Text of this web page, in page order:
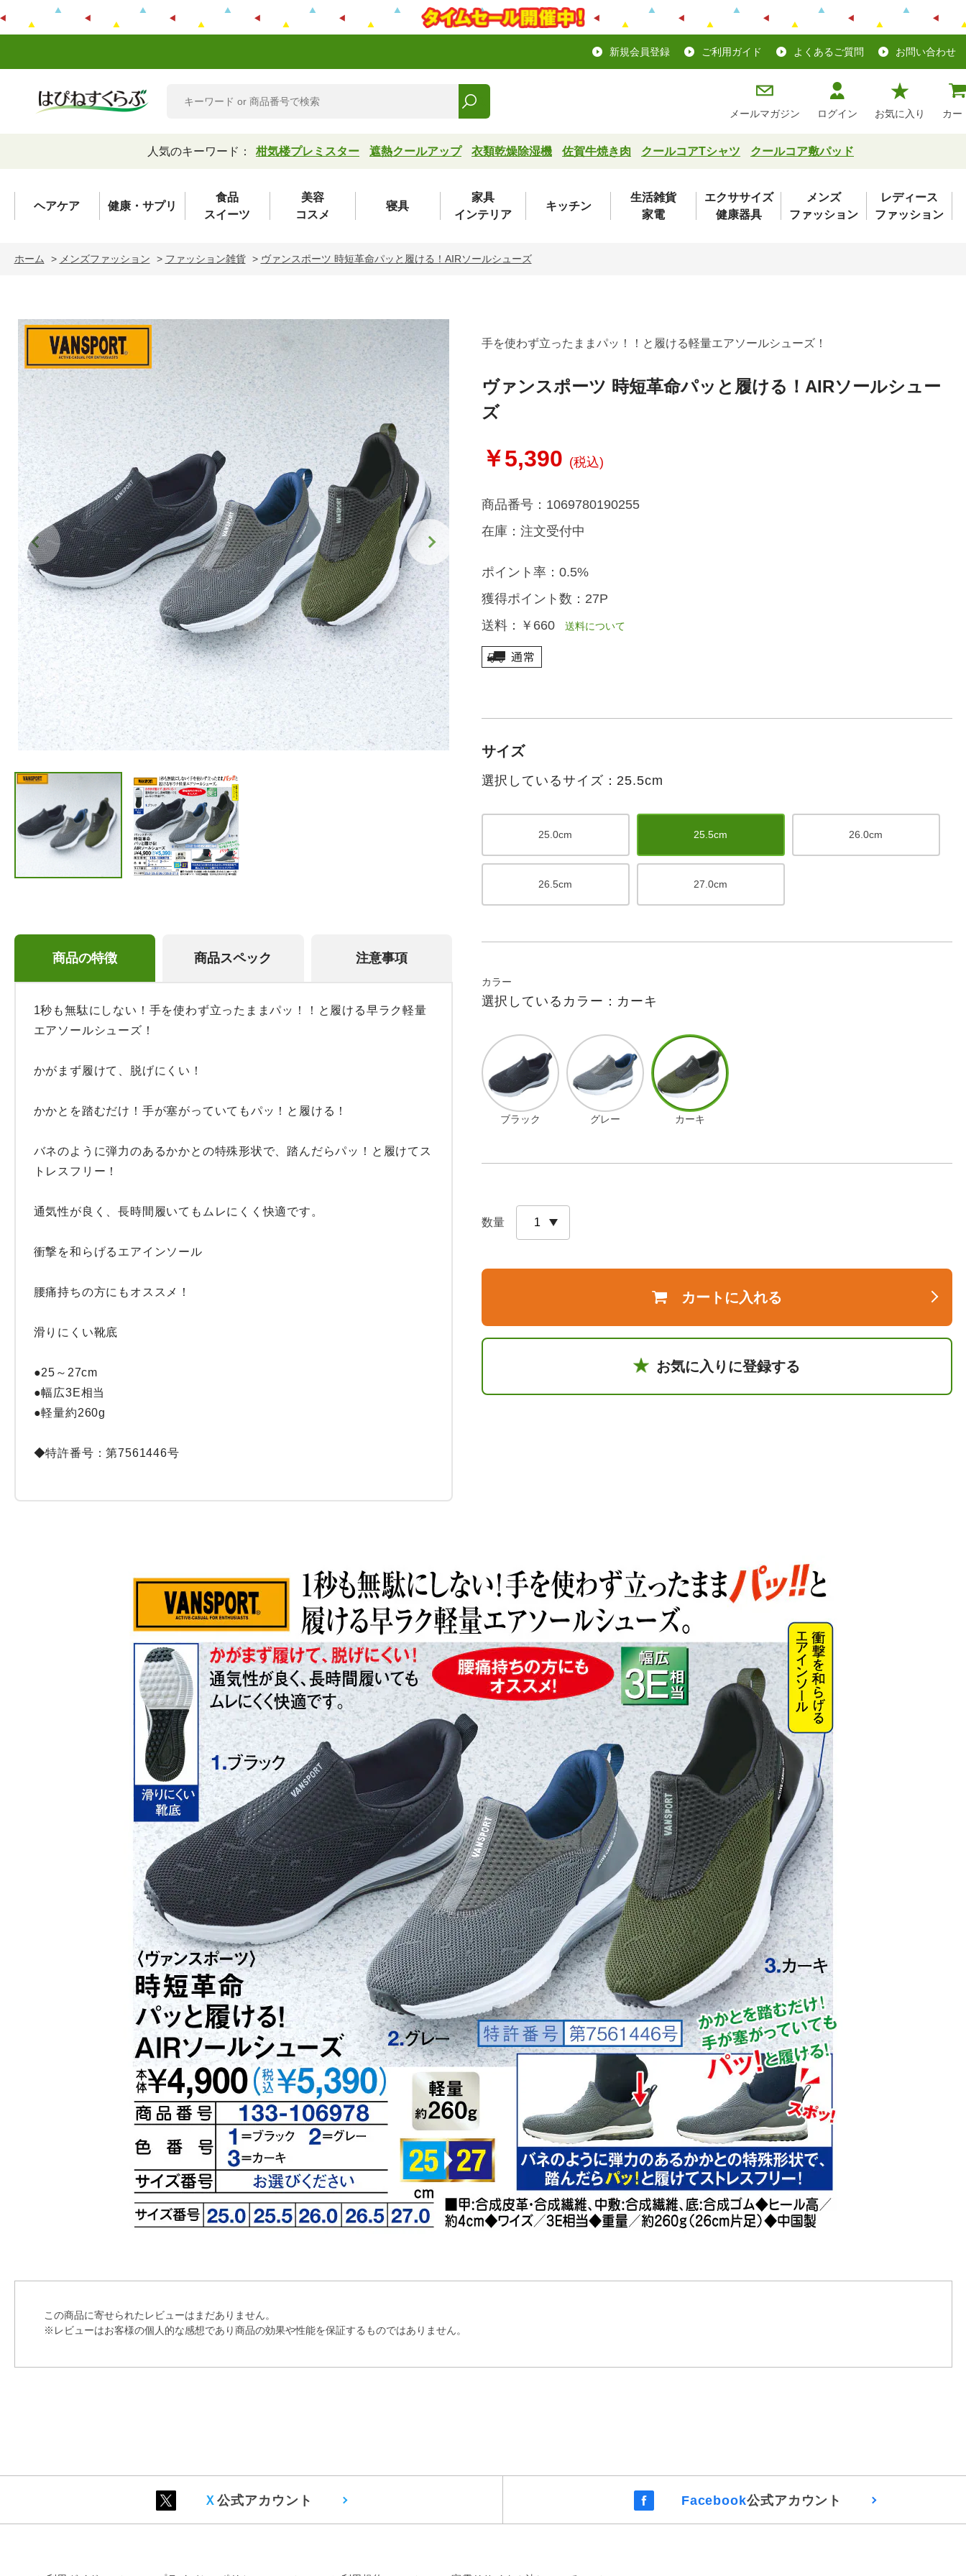
新規会員登録 ご利用ガイド よくあるご質問 お問い合わせ
メールマガジン ログイン お気に入り カー
人気のキーワード： 柑気楼プレミスター 遮熱クールアップ 衣類乾燥除湿機 佐賀牛焼き肉 クールコアTシャツ クールコア敷パッド
ヘアケア 健康・サプリ
食品
スイーツ
美容
コスメ
寝具
家具
インテリア
キッチン
生活雑貨
家電
エクササイズ
健康器具
メンズ
ファッション
レディース
ファッション
ホーム > メンズファッション > ファッション雑貨 > ヴァンスポーツ 時短革命パッと履ける！AIRソールシューズ
商品の特徴 商品スペック 注意事項
1秒も無駄にしない！手を使わず立ったままパッ！！と履ける早ラク軽量
エアソールシューズ！
かがまず履けて、脱げにくい！
かかとを踏むだけ！手が塞がっていてもパッ！と履ける！
バネのように弾力のあるかかとの特殊形状で、踏んだらパッ！と履けてス
トレスフリー！
通気性が良く、長時間履いてもムレにくく快適です。
衝撃を和らげるエアインソール
腰痛持ちの方にもオススメ！
滑りにくい靴底
●25～27cm
●幅広3E相当
●軽量約260g
◆特許番号：第7561446号
手を使わず立ったままパッ！！と履ける軽量エアソールシューズ！
ヴァンスポーツ 時短革命パッと履ける！AIRソールシュー
ズ
￥5,390 (税込)
商品番号： 1069780190255
在庫： 注文受付中
ポイント率： 0.5%
獲得ポイント数： 27P
送料： ￥660送料について
サイズ
選択しているサイズ：25.5cm
25.0cm 25.5cm 26.0cm
26.5cm 27.0cm
カラー
選択しているカラー：カーキ
ブラック グレー カーキ
数量
カートに入れる
お気に入りに登録する
この商品に寄せられたレビューはまだありません。
※レビューはお客様の個人的な感想であり商品の効果や性能を保証するものではありません。
Ｘ公式アカウント Facebook公式アカウント